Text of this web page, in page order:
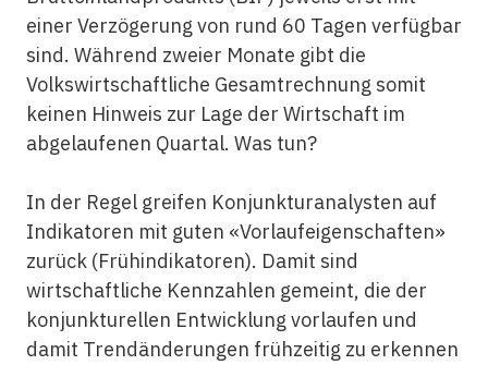
einer Verzögerung von rund 60 Tagen verfügbar
sind. Während zweier Monate gibt die
Volkswirtschaftliche Gesamtrechnung somit
keinen Hinweis zur Lage der Wirtschaft im
abgelaufenen Quartal. Was tun?
In der Regel greifen Konjunkturanalysten auf
Indikatoren mit guten «Vorlaufeigenschaften»
zurück (Frühindikatoren). Damit sind
wirtschaftliche Kennzahlen gemeint, die der
konjunkturellen Entwicklung vorlaufen und
damit Trendänderungen frühzeitig zu erkennen